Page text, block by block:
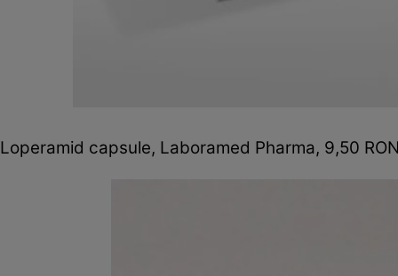
Loperamid capsule, Laboramed Pharma, 9,50